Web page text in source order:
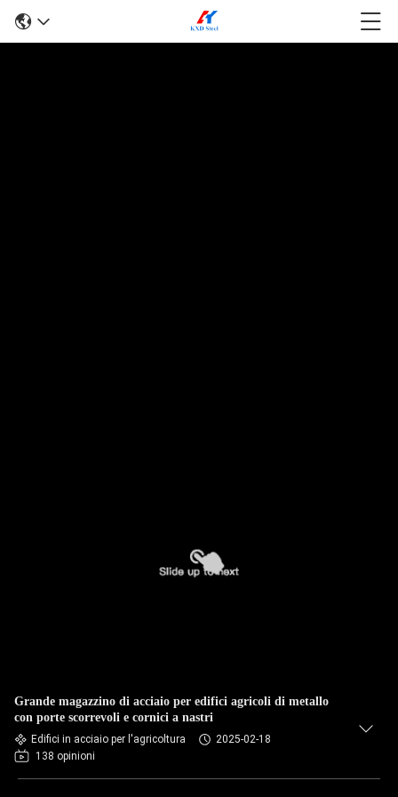
Grande magazzino di acciaio per edifici agricoli di metallo
con porte scorrevoli e cornici a nastri
Edifici in acciaio per l'agricoltura
2025-02-18
138 opinioni